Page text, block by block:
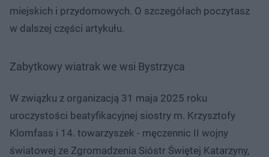
miejskich i przydomowych. O szczegółach poczytasz
w dalszej części artykułu.
Zabytkowy wiatrak we wsi Bystrzyca
W związku z organizacją 31 maja 2025 roku
uroczystości beatyfikacyjnej siostry m. Krzysztofy
Klomfass i 14. towarzyszek - męczennic II wojny
światowej ze Zgromadzenia Sióstr Świętej Katarzyny,